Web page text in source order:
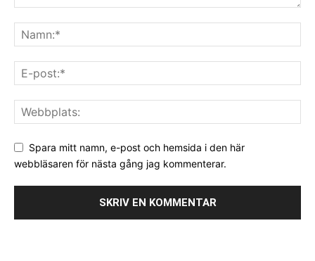
Spara mitt namn, e-post och hemsida i den här
webbläsaren för nästa gång jag kommenterar.